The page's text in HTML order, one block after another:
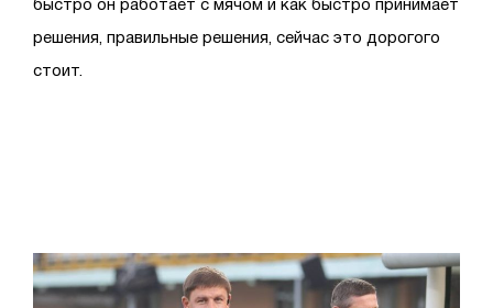
быстро он работает с мячом и как быстро принимает
решения, правильные решения, сейчас это дорогого
стоит.